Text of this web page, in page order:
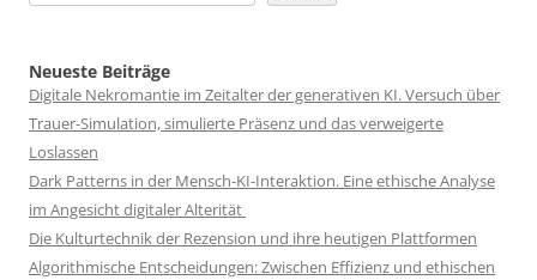
Neueste Beiträge
Digitale Nekromantie im Zeitalter der generativen KI. Versuch über
Trauer-Simulation, simulierte Präsenz und das verweigerte
Loslassen
Dark Patterns in der Mensch-KI-Interaktion. Eine ethische Analyse
im Angesicht digitaler Alterität
Die Kulturtechnik der Rezension und ihre heutigen Plattformen
Algorithmische Entscheidungen: Zwischen Effizienz und ethischen